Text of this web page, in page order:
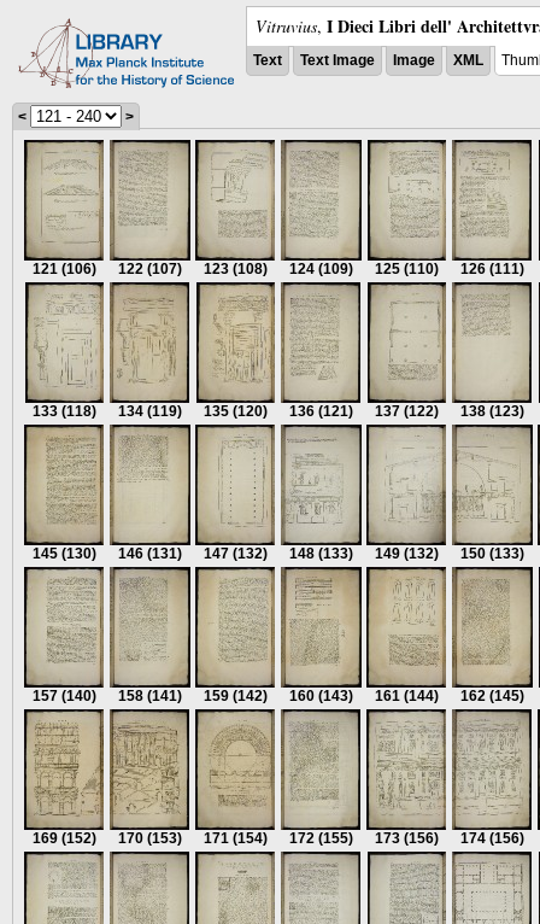
Vitruvius, I Dieci Libri dell'
Text Text Image Image XML
< >
121 (106) 122 (107) 123 (108) 124 (109) 125 (110) 126 (111)
133 (118) 134 (119) 135 (120) 136 (121) 137 (122) 138 (123)
145 (130) 146 (131) 147 (132) 148 (133) 149 (132) 150 (133)
157 (140) 158 (141) 159 (142) 160 (143) 161 (144) 162 (145)
169 (152) 170 (153) 171 (154) 172 (155) 173 (156) 174 (156)